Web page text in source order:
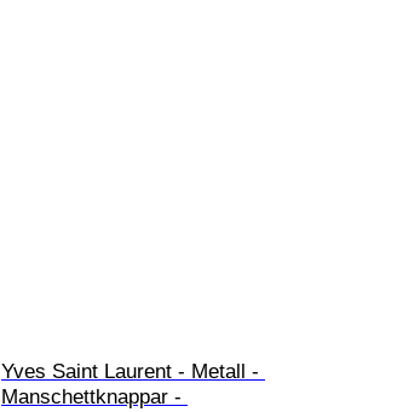
Yves Saint Laurent - Metall -
Manschettknappar -